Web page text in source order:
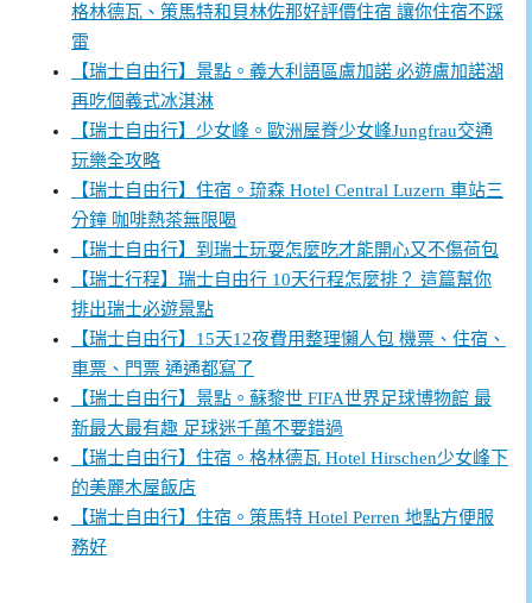
格林德瓦、策馬特和貝林佐那好評價住宿 讓你住宿不踩
雷
【瑞士自由行】景點。義大利語區盧加諾 必遊盧加諾湖
再吃個義式冰淇淋
【瑞士自由行】少女峰。歐洲屋脊少女峰Jungfrau交通
玩樂全攻略
【瑞士自由行】住宿。琉森 Hotel Central Luzern 車站三
分鐘 咖啡熱茶無限喝
【瑞士自由行】到瑞士玩耍怎麼吃才能開心又不傷荷包
【瑞士行程】瑞士自由行 10天行程怎麼排？ 這篇幫你
排出瑞士必遊景點
【瑞士自由行】15天12夜費用整理懶人包 機票、住宿、
車票、門票 通通都寫了
【瑞士自由行】景點。蘇黎世 FIFA世界足球博物館 最
新最大最有趣 足球迷千萬不要錯過
【瑞士自由行】住宿。格林德瓦 Hotel Hirschen少女峰下
的美麗木屋飯店
【瑞士自由行】住宿。策馬特 Hotel Perren 地點方便服
務好